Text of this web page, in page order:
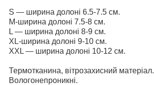
S — ширина долоні 6.5-7.5 см.
М-ширина долоні 7.5-8 см.
L — ширина долоні 8-9 см.
XL-ширина долоні 9-10 см.
XXL — ширина долоні 10-12 см.
Термотканина, вітрозахисний матеріал.
Вологонепроникні.